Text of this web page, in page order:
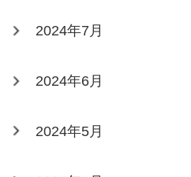
2024年7月
2024年6月
2024年5月